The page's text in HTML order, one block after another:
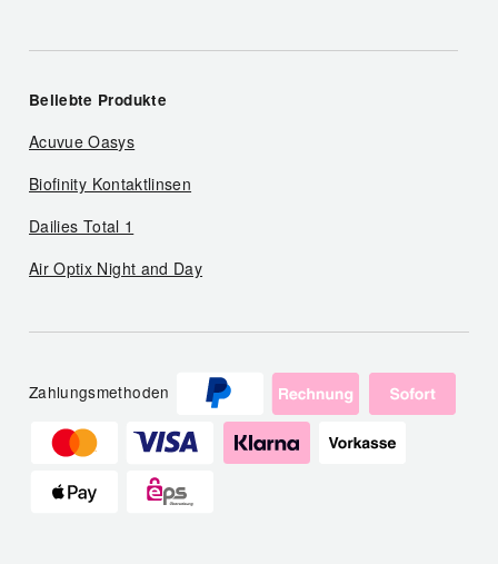
Beliebte Produkte
Acuvue Oasys
Biofinity Kontaktlinsen
Dailies Total 1
Air Optix Night and Day
Zahlungsmethoden